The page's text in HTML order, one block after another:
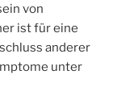
von
ist für eine
anderer
unter